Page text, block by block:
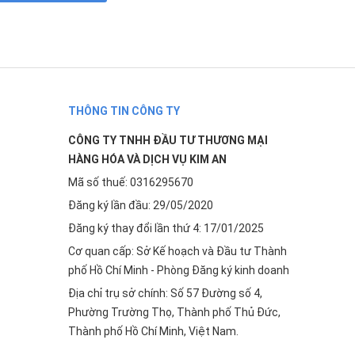
THÔNG TIN CÔNG TY
CÔNG TY TNHH ĐẦU TƯ THƯƠNG MẠI
HÀNG HÓA VÀ DỊCH VỤ KIM AN
Mã số thuế: 0316295670
Đăng ký lần đầu: 29/05/2020
Đăng ký thay đổi lần thứ 4: 17/01/2025
Cơ quan cấp: Sở Kế hoạch và Đầu tư Thành
phố Hồ Chí Minh - Phòng Đăng ký kinh doanh
Địa chỉ trụ sở chính: Số 57 Đường số 4,
Phường Trường Thọ, Thành phố Thủ Đức,
Thành phố Hồ Chí Minh, Việt Nam.